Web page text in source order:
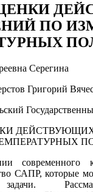
ПО
Серегина
Григорий
современного
САПР, которые